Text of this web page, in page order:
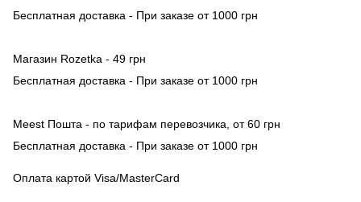
Бесплатная доставка - При заказе от 1000 грн
Магазин Rozetka - 49 грн
Бесплатная доставка - При заказе от 1000 грн
Meest Пошта - по тарифам перевозчика, от 60 грн
Бесплатная доставка - При заказе от 1000 грн
Оплата картой Visa/MasterCard